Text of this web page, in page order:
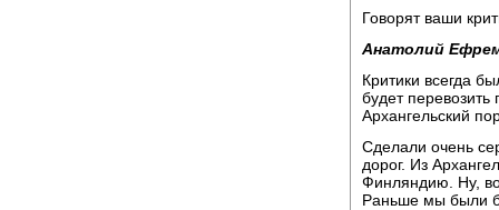
Говорят ваши
Анатолий
Критики всегда
будет перевозить
Архангельский
Сделали очень
дорог. Из
Финляндию. Ну,
Раньше мы были